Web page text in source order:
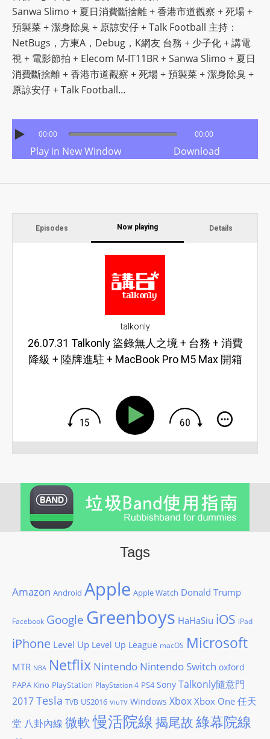
Sanwa Slimo + 夏日消費斷捨離 + 香港市道觀察 + 死場 +
預製菜 + 潔身除臭 + 原諒安仔 + Talk Football 主持：
NetBugs，方東A，Debug，K網友 台務 + 少子化 + 講電
視 + 電影節拍 + Elecom M-IT11BR + Sanwa Slimo + 夏日
消費斷捨離 + 香港市道觀察 + 死場 + 預製菜 + 潔身除臭 +
原諒安仔 + Talk Football…
00:00 00:00
Play in New Window Download
Episodes Now playing Details
talkonly
26.07.31 Talkonly 盜錄無人之境 + 台務 + 消費
降級 + 陸牌進駐 + MacBook Pro M5 Max 開箱
MacBook Neo 入手 + 胖胖箱 + U 形冷氣 + 雲
台風扇相機 + 電影節拍
Tags
Amazon Android Apple Apple Watch Donald Trump
Facebook Google Greenboys HaHaSiu iOS iPad
iPhone Level Up Level Up League macOS Microsoft
MTR NBA Netflix Nintendo Nintendo Switch oxford
PAPA Kino PlayStation PlayStation 4 PS4 Sony Talkonly隨意門
2017Tesla TVB US2016 ViuTV Windows Xbox Xbox One 任天
堂 八卦內線 微軟 慢活院線 揭尾故綠幕院線